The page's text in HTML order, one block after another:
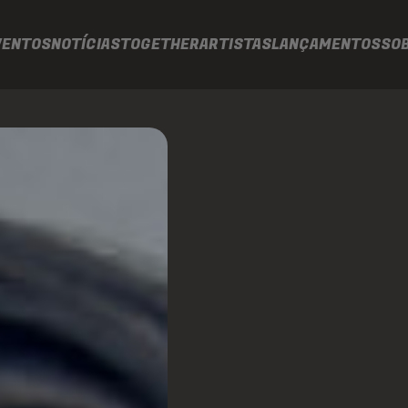
NOTÍCIASTOGETHERARTISTASLANÇAMENTOS